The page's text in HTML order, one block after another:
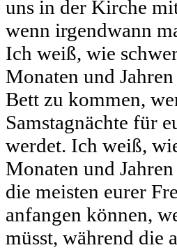
uns in der Kirche
wenn irgendwann
Ich weiß, wie
Monaten und
Bett zu kommen,
Samstagnächte für
werdet. Ich weiß,
Monaten und
die meisten eurer
anfangen können,
müsst, während die